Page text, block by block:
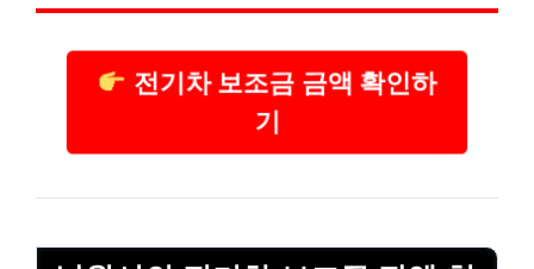
전기차 보조금 금액 확인하
기